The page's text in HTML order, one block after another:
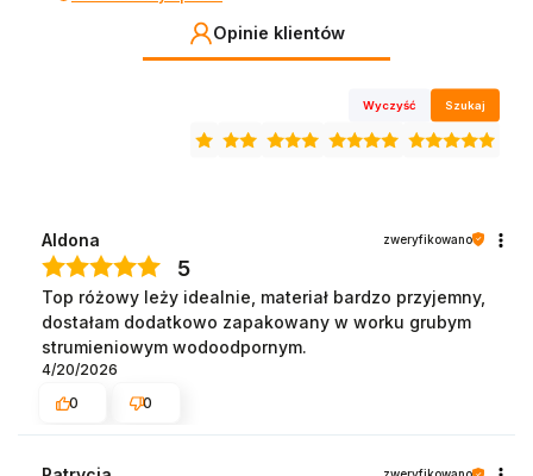
Opinie klientów
Wyczyść Szukaj
Aldona zweryfikowano
5
Top różowy leży idealnie, materiał bardzo przyjemny,
dostałam dodatkowo zapakowany w worku grubym
strumieniowym wodoodpornym.
4/20/2026
0
0